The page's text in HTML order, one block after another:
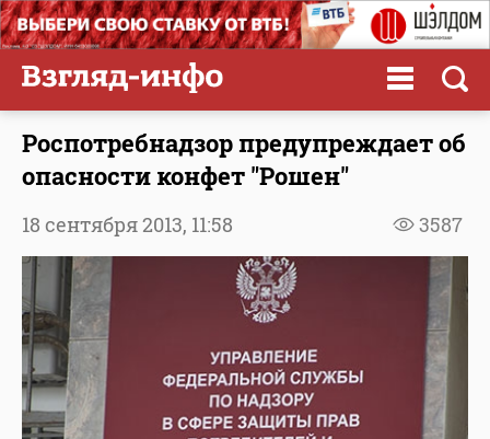
Роспотребнадзор предупреждает об
опасности конфет "Рошен"
3587
18 сентября 2013, 11:58